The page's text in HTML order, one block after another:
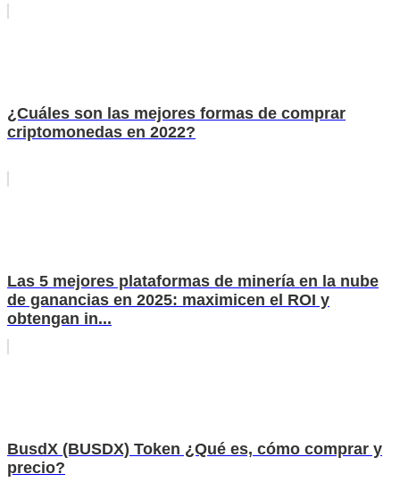
¿Cuáles son las mejores formas de comprar
criptomonedas en 2022?
Las 5 mejores plataformas de minería en la nube
de ganancias en 2025: maximicen el ROI y
obtengan in...
BusdX (BUSDX) Token ¿Qué es, cómo comprar y
precio?